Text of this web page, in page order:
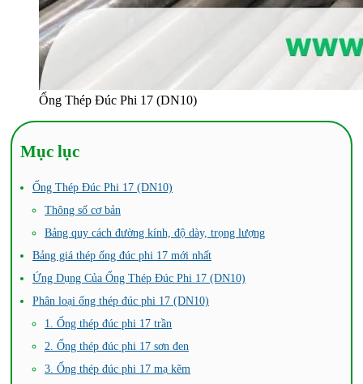
Ống Thép Đúc Phi 17 (DN10)
Mục lục
Ống Thép Đúc Phi 17 (DN10)
Thông số cơ bản
Bảng quy cách đường kính, độ dày, trọng lượng
Bảng giá thép ống đúc phi 17 mới nhất
Ứng Dụng Của Ống Thép Đúc Phi 17 (DN10)
Phân loại ống thép đúc phi 17 (DN10)
1. Ống thép đúc phi 17 trần
2. Ống thép đúc phi 17 sơn đen
3. Ống thép đúc phi 17 mạ kẽm